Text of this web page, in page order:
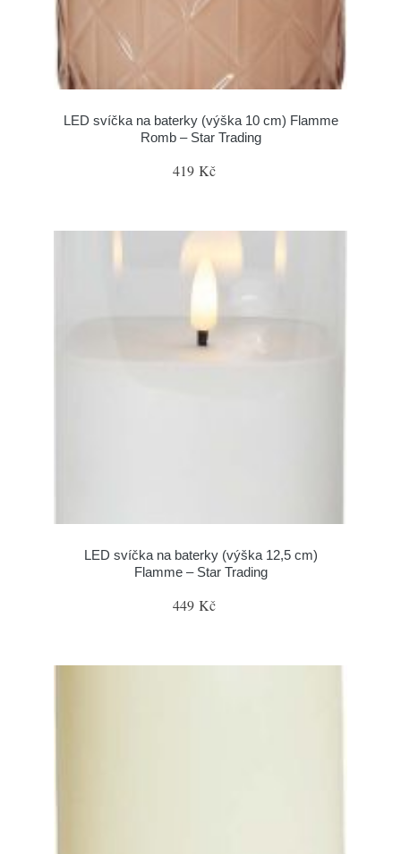
LED svíčka na baterky (výška 10 cm) Flamme
Romb – Star Trading
419 Kč
LED svíčka na baterky (výška 12,5 cm)
Flamme – Star Trading
449 Kč